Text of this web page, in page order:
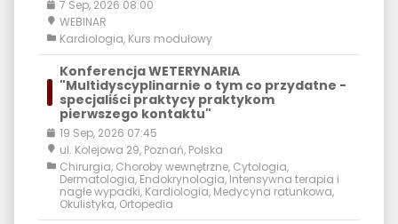
7 Sep, 2026 08:00
WEBINAR
Kardiologia, Kurs modułowy
Konferencja WETERYNARIA
"Multidyscyplinarnie o tym co przydatne -
specjaliści praktycy praktykom
pierwszego kontaktu"
19 Sep, 2026 07:45
ul. Kolejowa 29, Poznań, Polska
Chirurgia, Choroby wewnętrzne, Cytologia,
Dermatologia, Endokrynologia, Intensywna terapia i
nagłe wypadki, Kardiologia, Medycyna ratunkowa,
Okulistyka, Ortopedia